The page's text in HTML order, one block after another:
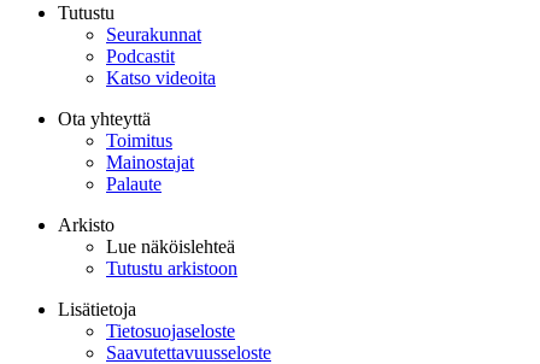
Tutustu
Seurakunnat
Podcastit
Katso videoita
Ota yhteyttä
Toimitus
Mainostajat
Palaute
Arkisto
Lue näköislehteä
Tutustu arkistoon
Lisätietoja
Tietosuojaseloste
Saavutettavuusseloste